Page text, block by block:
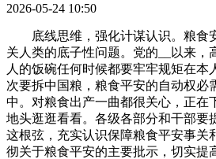
2026-05-24 10:50
底线思维，强化计谋认识。粮食
关人类的底子性问题。党的__以来，
人的饭碗任何时候都要牢牢规矩在本
次要拆中国粮，粮食平安的自动权必
中。对粮食出产一曲都很关心，正在
地头逛逛看看。各级各部分和干部要
这根弦，充实认识保障粮食平安事关
彻关于粮食平安的主要批示，切实提